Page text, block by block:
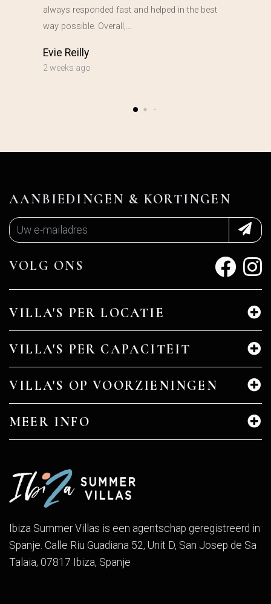
always responded fast and helped in the best
way possible. Overall,…
Evie Reilly
2 weeks ago
Ibiza Summer Villas is een agentschap geregistreerd in
Spanje. Calle Riu Guadiana 52, Unit D, San Josep de Sa
Talaia, 07817 Ibiza, Spanje
VILLA'S PER LOCATIE
VILLA'S PER CAPACITEIT
VILLA'S OP VOORZIENINGEN
MEER INFO
AANBIEDINGEN & KORTINGEN
VOLG ONS